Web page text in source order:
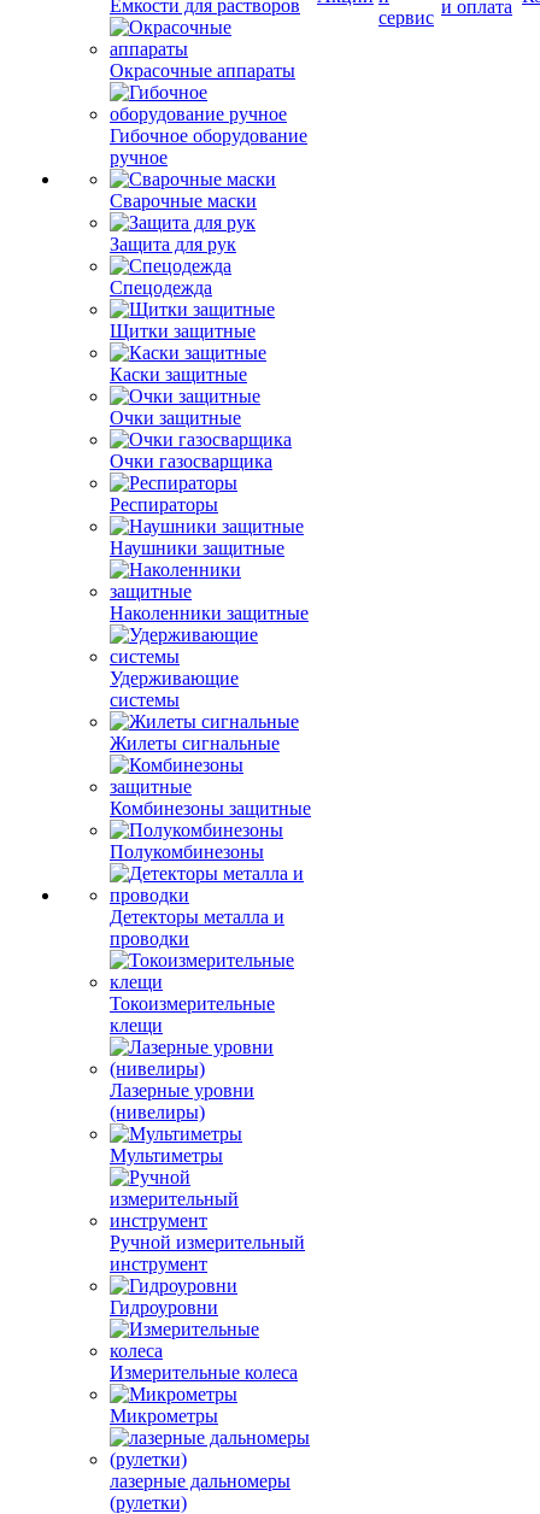
Емкости для растворов
Окрасочные аппараты
Гибочное оборудование
ручное
Сварочные маски
Защита для рук
Спецодежда
Щитки защитные
Каски защитные
Очки защитные
Очки газосварщика
Респираторы
Наушники защитные
Наколенники защитные
Удерживающие
системы
Жилеты сигнальные
Комбинезоны защитные
Полукомбинезоны
Детекторы металла и
проводки
Токоизмерительные
клещи
Лазерные уровни
(нивелиры)
Мультиметры
Ручной измерительный
инструмент
Гидроуровни
Измерительные колеса
Микрометры
лазерные дальномеры
(рулетки)
сервис
и оплата